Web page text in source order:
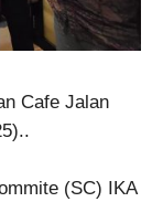
Cafe Jalan
(SC) IKA